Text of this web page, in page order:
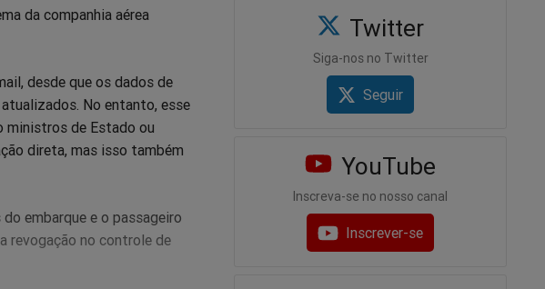
da companhia aérea
desde que os dados de
No entanto, esse
ministros de Estado ou
direta, mas isso também
embarque e o passageiro
revogação no controle de
Twitter
Siga-nos no Twitter
Seguir
YouTube
Inscreva-se no nosso canal
Inscrever-se